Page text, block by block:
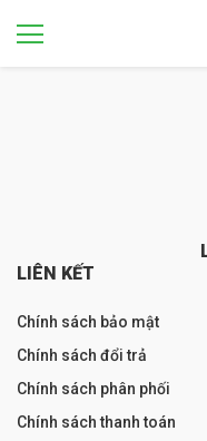
LIÊN KẾT
Chính sách bảo mật
Chính sách đổi trả
Chính sách phân phối
Chính sách thanh toán